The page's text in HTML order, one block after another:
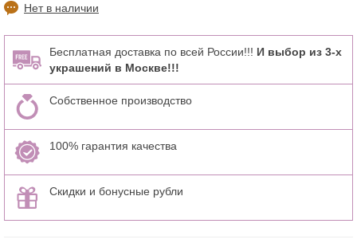
Нет в наличии
Бесплатная доставка по всей России!!! И выбор из 3-х
украшений в Москве!!!
Собственное производство
100% гарантия качества
Скидки и бонусные рубли